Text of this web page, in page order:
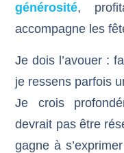
générosité,
accompagne les
Je dois l’avouer :
je ressens parfois
Je crois
devrait pas être
gagne à